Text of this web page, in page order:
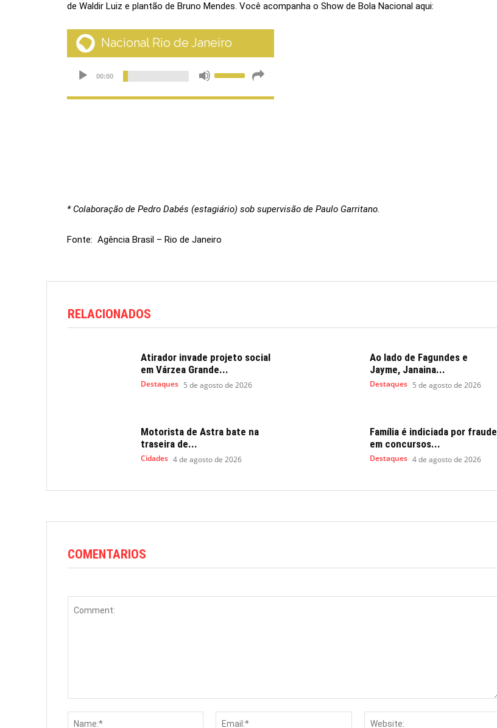
de Waldir Luiz e plantão de Bruno Mendes. Você acompanha o Show de Bola Nacional aqui:
* Colaboração de Pedro Dabés (estagiário) sob supervisão de Paulo Garritano.
Fonte: Agência Brasil – Rio de Janeiro
RELACIONADOS
Atirador invade projeto social
em Várzea Grande...
Destaques 5 de agosto de 2026
Ao lado de Fagundes e
Jayme, Janaina...
Destaques 5 de agosto de 2026
Motorista de Astra bate na
traseira de...
Cidades 4 de agosto de 2026
Família é indiciada por fraude
em concursos...
Destaques 4 de agosto de 2026
COMENTARIOS